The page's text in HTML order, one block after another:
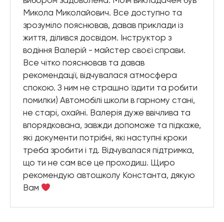
Микола Миколайович. Все доступно та
зрозуміло пояснював, давав приклади із
життя, ділився досвідом. Інструктор з
водіння Валерій - майстер своєї справи.
Все чітко пояснював та давав
рекомендації, відчувалася атмосфера
спокою. З ним не страшно їздити та робити
помилки) Автомобілі школи в гарному стані,
не старі, охайні. Валерія дуже ввічлива та
впорядкована, завжди допоможе та підкаже,
які документи потрібні, які наступні кроки
треба зробити і тд. Відчувалася підтримка,
що ти не сам все це проходиш. Щиро
рекомендую автошколу Константа, дякую
Вам